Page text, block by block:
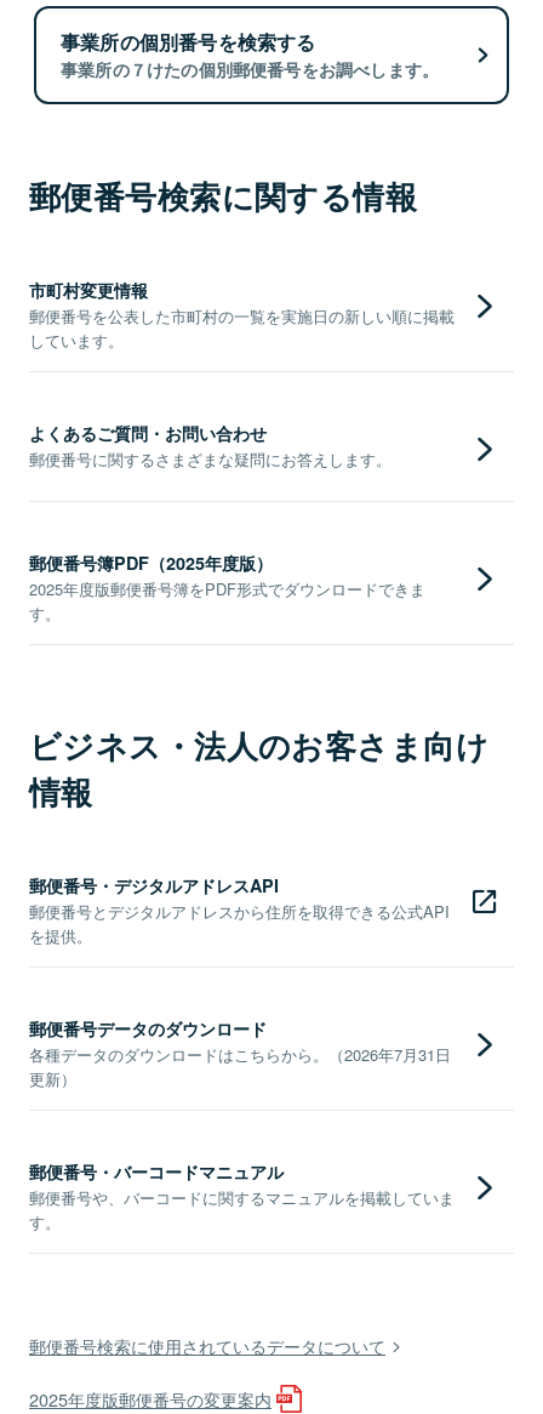
事業所の個別番号を検索する
事業所の７けたの個別郵便番号をお調べします。
郵便番号検索に関する情報
市町村変更情報
郵便番号を公表した市町村の一覧を実施日の新しい順に掲載
しています。
よくあるご質問・お問い合わせ
郵便番号に関するさまざまな疑問にお答えします。
郵便番号簿PDF（2025年度版）
2025年度版郵便番号簿をPDF形式でダウンロードできま
す。
ビジネス・法人のお客さま向け
情報
郵便番号・デジタルアドレスAPI
郵便番号とデジタルアドレスから住所を取得できる公式API
を提供。
郵便番号データのダウンロード
各種データのダウンロードはこちらから。（2026年7月31日
更新）
郵便番号・バーコードマニュアル
郵便番号や、バーコードに関するマニュアルを掲載していま
す。
郵便番号検索に使用されているデータについて
2025年度版郵便番号の変更案内